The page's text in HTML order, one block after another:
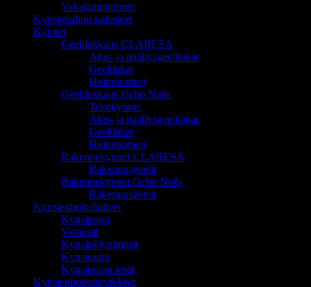
Vahalämmittimet
Kynsistudion kalusteet
Kynnet
Geelilakkaus CLARESA
Alus- ja päällysgeelilakat
Geelilakat
Hoitotuotteet
Geelilakkaus Ocho Nails
Tekokynnet
Alus- ja päällysgeelilakat
Geelilakat
Hoitotuotteet
Rakennekynnet CLARESA
Rakennusgeelit
Rakennekynnet Ocho Nails
Rakennusgeelit
Kynsienhoitolaitteet
Kynsiporat
Varaosat
Kynsipölynimurit
Kynsiuunit
Kynsiporan terät
Kynsienhoitotarvikkeet